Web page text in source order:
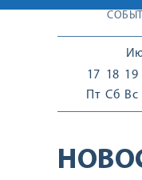
17
Пт
18
Сб
19
Вс